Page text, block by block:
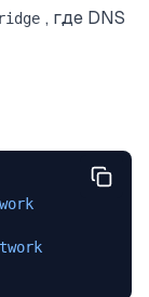
, где DNS